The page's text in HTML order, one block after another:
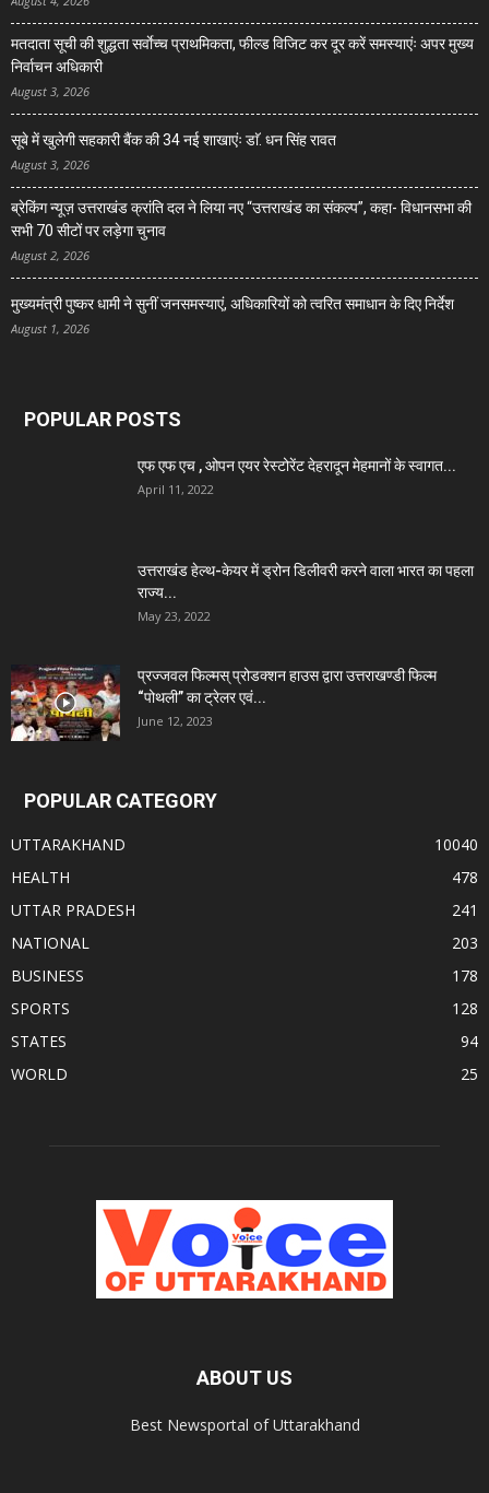
मतदाता सूची की शुद्धता सर्वाेच्च प्राथमिकता, फील्ड विजिट कर दूर करें समस्याएंः अपर मुख्य
निर्वाचन अधिकारी
August 3, 2026
सूबे में खुलेगी सहकारी बैंक की 34 नई शाखाएंः डाॅ. धन सिंह रावत
August 3, 2026
ब्रेकिंग न्यूज़ उत्तराखंड क्रांति दल ने लिया नए “उत्तराखंड का संकल्प”, कहा- विधानसभा की
सभी 70 सीटों पर लड़ेगा चुनाव
August 2, 2026
मुख्यमंत्री पुष्कर धामी ने सुनीं जनसमस्याएं, अधिकारियों को त्वरित समाधान के दिए निर्देश
August 1, 2026
POPULAR POSTS
एफ एफ एच , ओपन एयर रेस्टोरेंट देहरादून मेहमानों के स्वागत...
April 11, 2022
उत्तराखंड हेल्थ-केयर में ड्रोन डिलीवरी करने वाला भारत का पहला
राज्य...
May 23, 2022
प्रज्जवल फिल्मस् प्रोडक्शन हाउस द्वारा उत्तराखण्डी फिल्म
“पोथली” का ट्रेलर एवं...
June 12, 2023
POPULAR CATEGORY
UTTARAKHAND
10040
HEALTH
478
UTTAR PRADESH
241
NATIONAL
203
BUSINESS
178
SPORTS
128
STATES
94
WORLD
25
ABOUT US
Best Newsportal of Uttarakhand